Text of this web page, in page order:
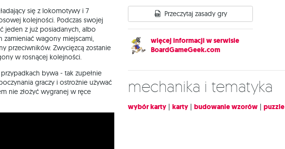
się z lokomotywy i 7
kolejności. Podczas swojej
jeden z już posiadanych, albo
zamieniać wagony miejscami,
przeciwników. Zwycięzcą zostanie
w rosnącej kolejności.
bywa - tak zupełnie
graczy i ostrożnie używać
nie złożyć wygranej w ręce
Przeczytaj zasady gry
więcej informacji w serwisie
BoardGameGeek.com
Mechanika i tematyka
wybór karty | karty | budowanie wzorów | puzzle